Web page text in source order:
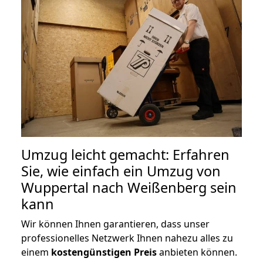
Umzug leicht gemacht: Erfahren
Sie, wie einfach ein Umzug von
Wuppertal nach Weißenberg sein
kann
Wir können Ihnen garantieren, dass unser
professionelles Netzwerk Ihnen nahezu alles zu
einem kostengünstigen Preisanbieten können.